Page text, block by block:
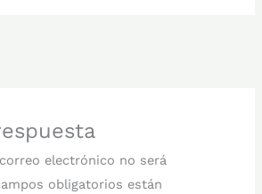
electrónico no será
obligatorios están